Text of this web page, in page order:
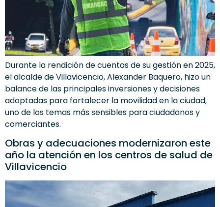
Durante la rendición de cuentas de su gestión en 2025,
el alcalde de Villavicencio, Alexander Baquero, hizo un
balance de las principales inversiones y decisiones
adoptadas para fortalecer la movilidad en la ciudad,
uno de los temas más sensibles para ciudadanos y
comerciantes.
Obras y adecuaciones modernizaron este
año la atención en los centros de salud de
Villavicencio